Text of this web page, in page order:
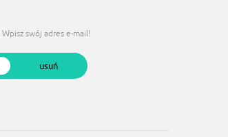
Wpisz swój adres e-mail!